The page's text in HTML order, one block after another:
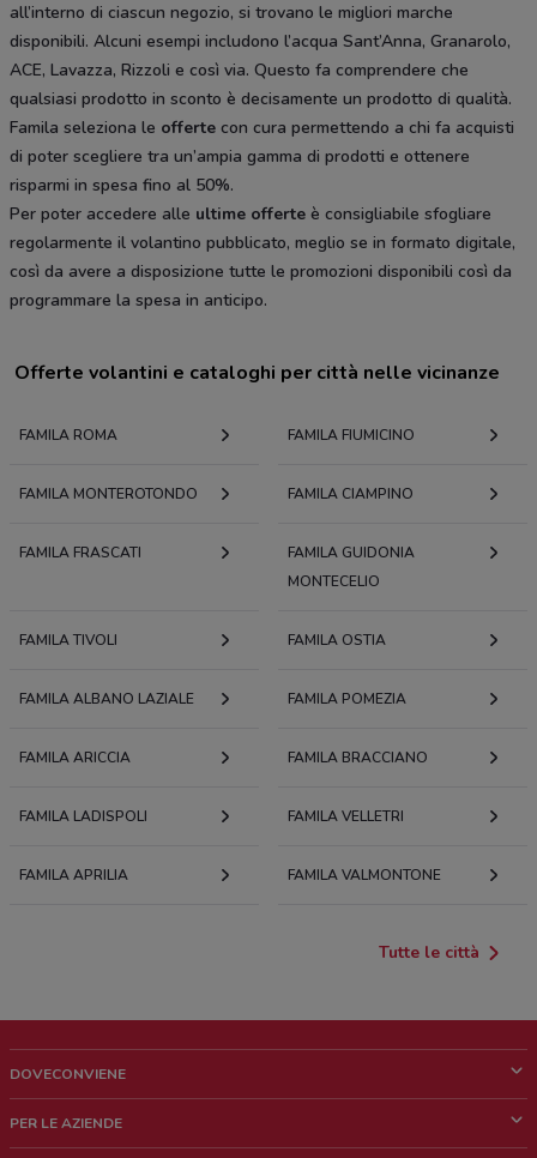
all’interno di ciascun negozio, si trovano le migliori marche
disponibili. Alcuni esempi includono l’acqua Sant’Anna, Granarolo,
ACE, Lavazza, Rizzoli e così via. Questo fa comprendere che
qualsiasi prodotto in sconto è decisamente un prodotto di qualità.
Famila seleziona le offerte con cura permettendo a chi fa acquisti
di poter scegliere tra un’ampia gamma di prodotti e ottenere
risparmi in spesa fino al 50%.
Per poter accedere alle ultime offerte è consigliabile sfogliare
regolarmente il volantino pubblicato, meglio se in formato digitale,
così da avere a disposizione tutte le promozioni disponibili così da
programmare la spesa in anticipo.
Offerte volantini e cataloghi per città nelle vicinanze
FAMILA ROMA FAMILA FIUMICINO
FAMILA MONTEROTONDO FAMILA CIAMPINO
FAMILA FRASCATI
FAMILA GUIDONIA
MONTECELIO
FAMILA TIVOLI FAMILA OSTIA
FAMILA ALBANO LAZIALE FAMILA POMEZIA
FAMILA ARICCIA FAMILA BRACCIANO
FAMILA LADISPOLI FAMILA VELLETRI
FAMILA APRILIA FAMILA VALMONTONE
Tutte le città
DOVECONVIENE
Chi siamo
PER LE AZIENDE